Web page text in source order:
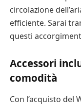
circolazione
efficiente. Sarai
questi
Accessori
comodità
Con l’acquisto del